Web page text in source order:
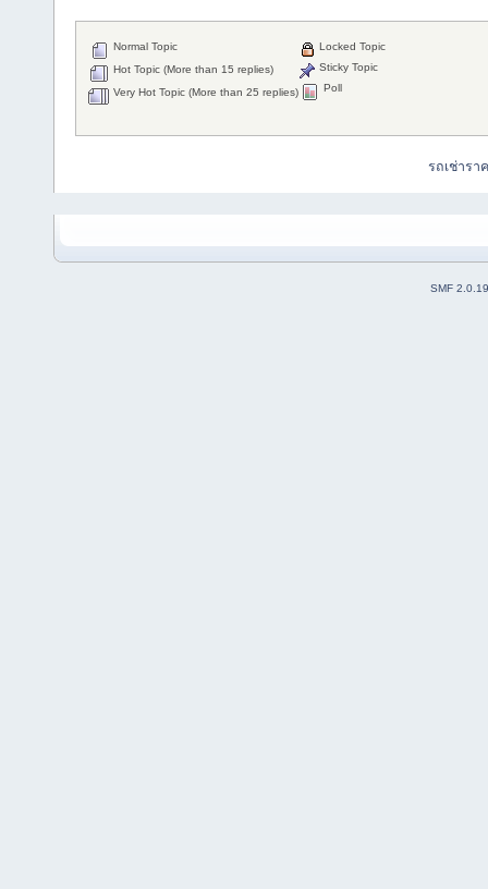
Normal Topic
Hot Topic (More than 15 replies)
Very Hot Topic (More than 25 replies)
Locked Topic
Sticky Topic
Poll
รถเช่าร
SMF 2.0.19